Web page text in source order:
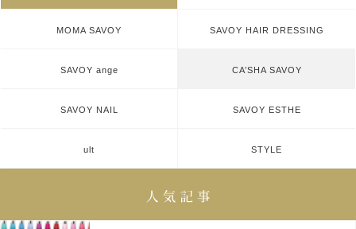
MOMA SAVOY SAVOY HAIR DRESSING
SAVOY ange CA’SHA SAVOY
SAVOY NAIL SAVOY ESTHE
ult STYLE